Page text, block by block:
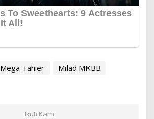
Mega Tahier
Milad MKBB
Ikuti Kami